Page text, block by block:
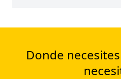
Donde